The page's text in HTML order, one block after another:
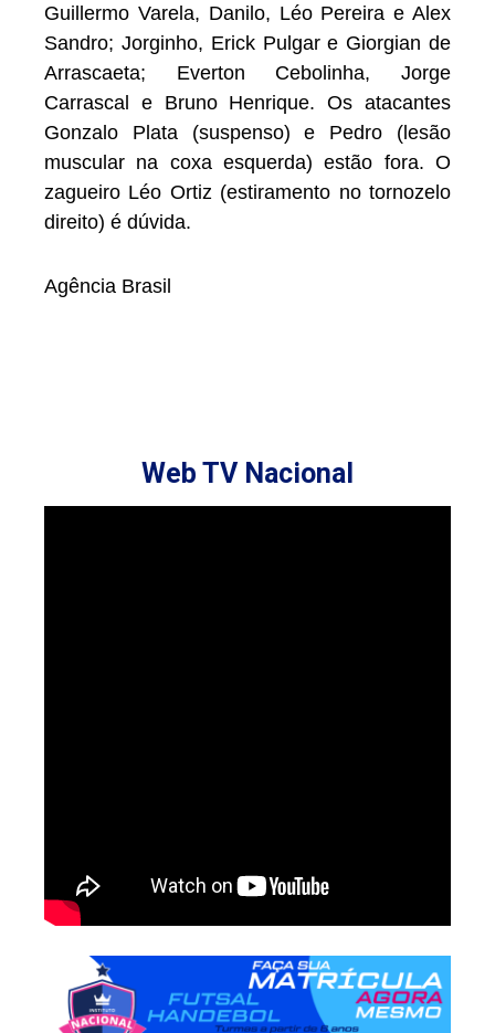
Guillermo Varela, Danilo, Léo Pereira e Alex
Sandro; Jorginho, Erick Pulgar e Giorgian de
Arrascaeta; Everton Cebolinha, Jorge
Carrascal e Bruno Henrique. Os atacantes
Gonzalo Plata (suspenso) e Pedro (lesão
muscular na coxa esquerda) estão fora. O
zagueiro Léo Ortiz (estiramento no tornozelo
direito) é dúvida.
Agência Brasil
Web TV Nacional